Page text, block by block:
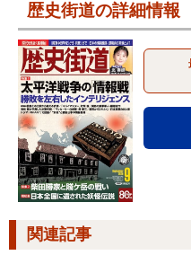
歴史街道の詳細情報
関連記事